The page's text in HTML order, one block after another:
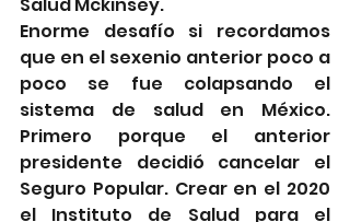
Enorme desafío si recordamos
que en el sexenio anterior poco a
poco se fue colapsando el
sistema de salud en México.
Primero porque el anterior
presidente decidió cancelar el
Seguro Popular. Crear en el 2020
el Instituto de Salud para el